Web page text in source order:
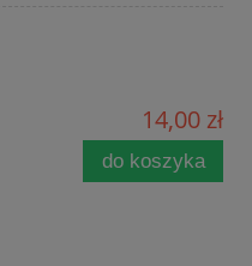
14,00 zł
do koszyka